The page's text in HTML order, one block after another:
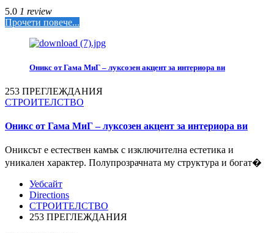
5.0 1 review
Прочети повече...
Оникс от Гама МиГ – луксозен акцент за интериора ви
253 ПРЕГЛЕЖДАНИЯ
СТРОИТЕЛСТВО
Оникс от Гама МиГ – луксозен акцент за интериора ви
Ониксът е естествен камък с изключителна естетика и
уникален характер. Полупрозрачната му структура и богат�
Уебсайт
Directions
СТРОИТЕЛСТВО
253 ПРЕГЛЕЖДАНИЯ